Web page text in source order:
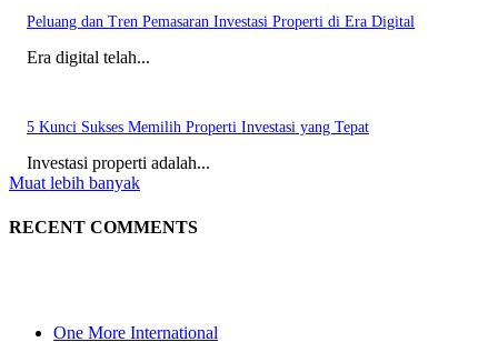
Peluang dan Tren Pemasaran Investasi Properti di Era Digital
Era digital telah...
5 Kunci Sukses Memilih Properti Investasi yang Tepat
Investasi properti adalah...
Muat lebih banyak
RECENT COMMENTS
One More International